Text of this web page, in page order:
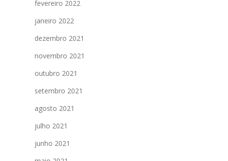
fevereiro 2022
janeiro 2022
dezembro 2021
novembro 2021
outubro 2021
setembro 2021
agosto 2021
julho 2021
junho 2021